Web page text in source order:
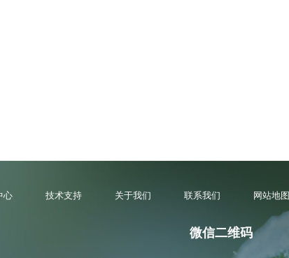
心 技术支持 关于我们 联系我们 网站地图
微信二维码